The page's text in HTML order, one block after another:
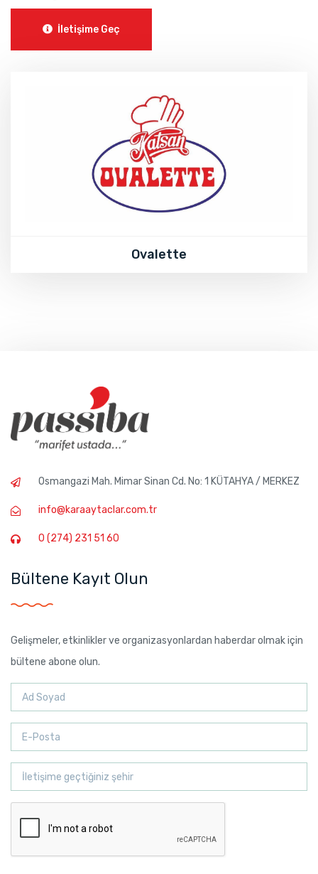
İletişime Geç
Ovalette
Osmangazi Mah. Mimar Sinan Cd. No: 1 KÜTAHYA / MERKEZ
info@karaaytaclar.com.tr
0 (274) 231 51 60
Bültene Kayıt Olun
Gelişmeler, etkinlikler ve organizasyonlardan haberdar olmak için
bültene abone olun.